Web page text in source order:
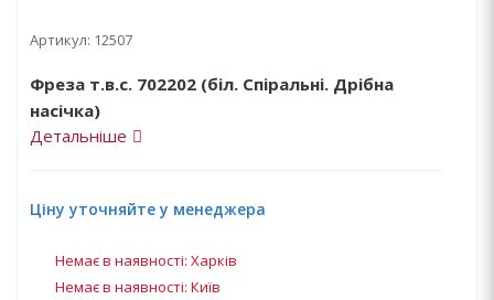
Артикул: 12507
Фреза т.в.с. 702202 (біл. Спіральні. Дрібна
насічка)
Детальніше
Ціну уточняйте у менеджера
Немає в наявності: Харків
Немає в наявності: Київ